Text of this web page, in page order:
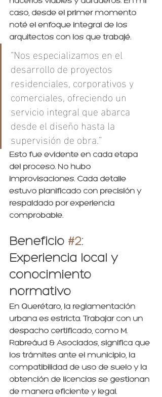
caso, desde el primer momento
noté el enfoque integral de los
arquitectos con los que trabajé.
“Nos especializamos en el
desarrollo de proyectos
residenciales, corporativos y
comerciales, ofreciendo un
servicio integral que abarca
desde el diseño hasta la
supervisión de obra.”
Esto fue evidente en cada etapa
del proceso. No hubo
improvisaciones. Cada detalle
estuvo planificado con precisión y
respaldado por experiencia
comprobable.
Beneficio #2:
Experiencia local y
conocimiento
normativo
En Querétaro, la reglamentación
urbana es estricta. Trabajar con un
despacho certificado, como M.
Rabreáud & Asociados, significa que
los trámites ante el municipio, la
compatibilidad de uso de suelo y la
obtención de licencias se gestionan
de manera eficiente y legal.